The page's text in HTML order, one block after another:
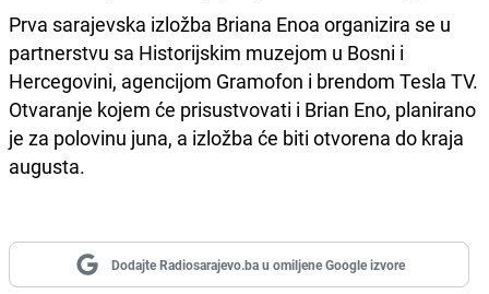
Prva sarajevska izložba Briana Enoa organizira se u
partnerstvu sa Historijskim muzejom u Bosni i
Hercegovini, agencijom Gramofon i brendom Tesla TV.
Otvaranje kojem će prisustvovati i Brian Eno, planirano
je za polovinu juna, a izložba će biti otvorena do kraja
augusta.
Dodajte Radiosarajevo.ba u omiljene Google izvore